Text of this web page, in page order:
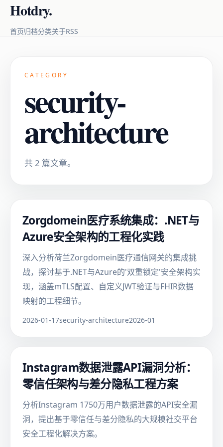
Hotdry.
首页归档分类关于RSS
CATEGORY
security-
architecture
共 2 篇文章。
Zorgdomein医疗系统集成：.NET与
Azure安全架构的工程化实践
深入分析荷兰Zorgdomein医疗通信网关的集成挑
战，探讨基于.NET与Azure的'双重锁定'安全架构实
现，涵盖mTLS配置、自定义JWT验证与FHIR数据
映射的工程细节。
2026-01-17security-architecture2026-01
Instagram数据泄露API漏洞分析：
零信任架构与差分隐私工程方案
分析Instagram 1750万用户数据泄露的API安全漏
洞，提出基于零信任与差分隐私的大规模社交平台
安全工程化解决方案。